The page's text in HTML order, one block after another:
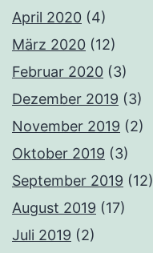
April 2020 (4)
März 2020 (12)
Februar 2020 (3)
Dezember 2019 (3)
November 2019 (2)
Oktober 2019 (3)
September 2019 (12)
August 2019 (17)
Juli 2019 (2)